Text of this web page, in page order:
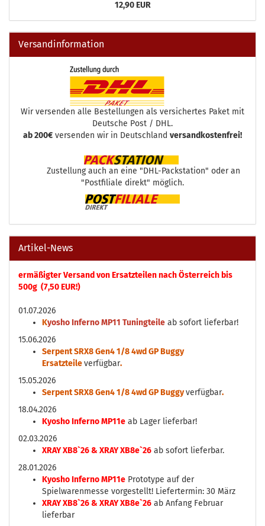
12,90 EUR
Versandinformation
Wir versenden alle Bestellungen als versichertes Paket mit
Deutsche Post / DHL.
ab 200€ versenden wir in Deutschland versandkostenfrei!
Zustellung auch an eine "DHL-Packstation" oder an
"Postfiliale direkt" möglich.
Artikel-News
ermäßigter Versand von Ersatzteilen nach Österreich bis
500g (7,50 EUR!)
01.07.2026
Kyosho Inferno MP11 Tuningteile ab sofort lieferbar!
15.06.2026
Serpent SRX8 Gen4 1/8 4wd GP Buggy
Ersatzteileverfügbar.
15.05.2026
Serpent SRX8 Gen4 1/8 4wd GP Buggyverfügbar.
18.04.2026
Kyosho Inferno MP11e ab Lager lieferbar!
02.03.2026
XRAY XB8`26 & XRAY XB8e`26 ab sofort lieferbar.
28.01.2026
Kyosho Inferno MP11e Prototype auf der
Spielwarenmesse vorgestellt! Liefertermin: 30 März
XRAY XB8`26 & XRAY XB8e`26 ab Anfang Februar
lieferbar